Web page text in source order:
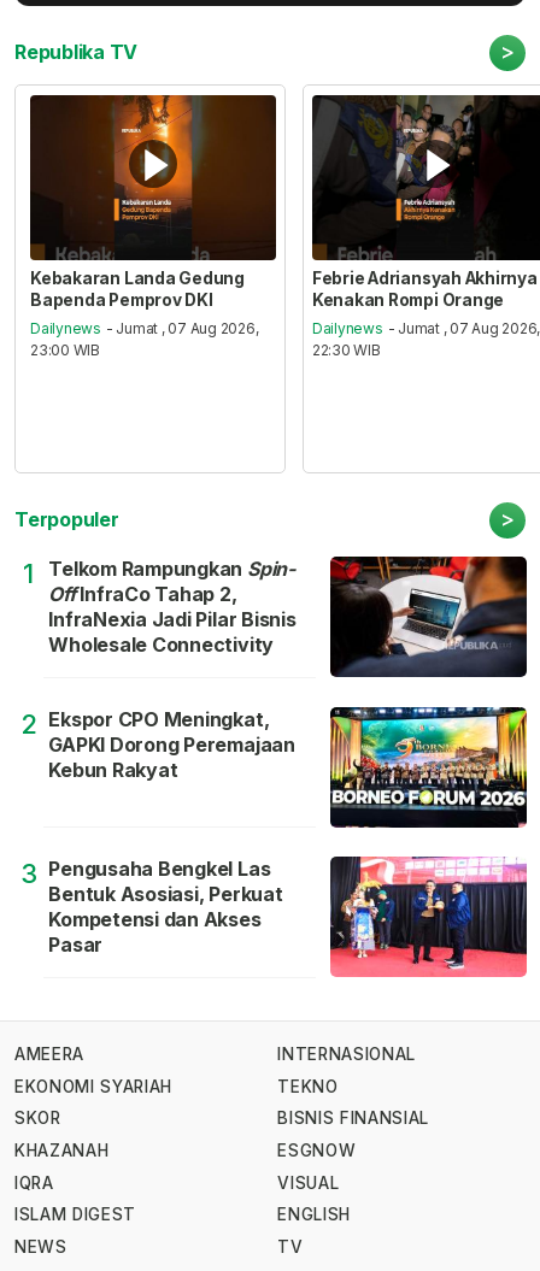
Republika TV >
Kebakaran Landa Gedung
Bapenda Pemprov DKI
Dailynews - Jumat , 07 Aug 2026,
23:00 WIB
Febrie Adriansyah Akhirnya
Kenakan Rompi Orange
Dailynews - Jumat , 07 Aug 2026,
22:30 WIB
Terpopuler >
1 Telkom Rampungkan Spin-
OffInfraCo Tahap 2,
InfraNexia Jadi Pilar Bisnis
Wholesale Connectivity
2 Ekspor CPO Meningkat,
GAPKI Dorong Peremajaan
Kebun Rakyat
3 Pengusaha Bengkel Las
Bentuk Asosiasi, Perkuat
Kompetensi dan Akses
Pasar
AMEERA
EKONOMI SYARIAH
SKOR
KHAZANAH
IQRA
ISLAM DIGEST
NEWS
INTERNASIONAL
TEKNO
BISNIS FINANSIAL
ESGNOW
VISUAL
ENGLISH
TV